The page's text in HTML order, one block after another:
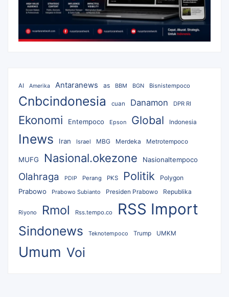
AI Amerika Antaranews as BBM BGN Bisnistempoco
Cnbcindonesia cuan Danamon DPR RI
Ekonomi Entempoco Epson Global Indonesia
Inews Iran Israel MBG Merdeka Metrotempoco
MUFG Nasional.okezone Nasionaltempoco
Olahraga PDIP Perang PKS Politik Polygon
Prabowo Prabowo Subianto Presiden Prabowo Republika
Riyono Rmol Rss.tempo.co RSS Import
Sindonews Teknotempoco Trump UMKM
Umum Voi